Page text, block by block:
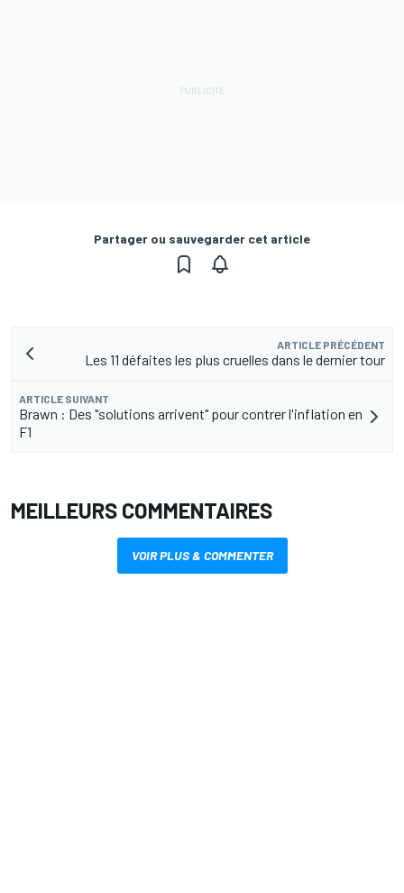
Partager ou sauvegarder cet article
ARTICLE PRÉCÉDENT
Les 11 défaites les plus cruelles dans le dernier tour
ARTICLE SUIVANT
Brawn : Des "solutions arrivent" pour contrer l'inflation en
F1
MEILLEURS COMMENTAIRES
VOIR PLUS & COMMENTER